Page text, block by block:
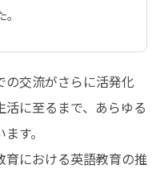
交流がさらに活発化
に至るまで、あらゆる
す。
育における英語教育の推